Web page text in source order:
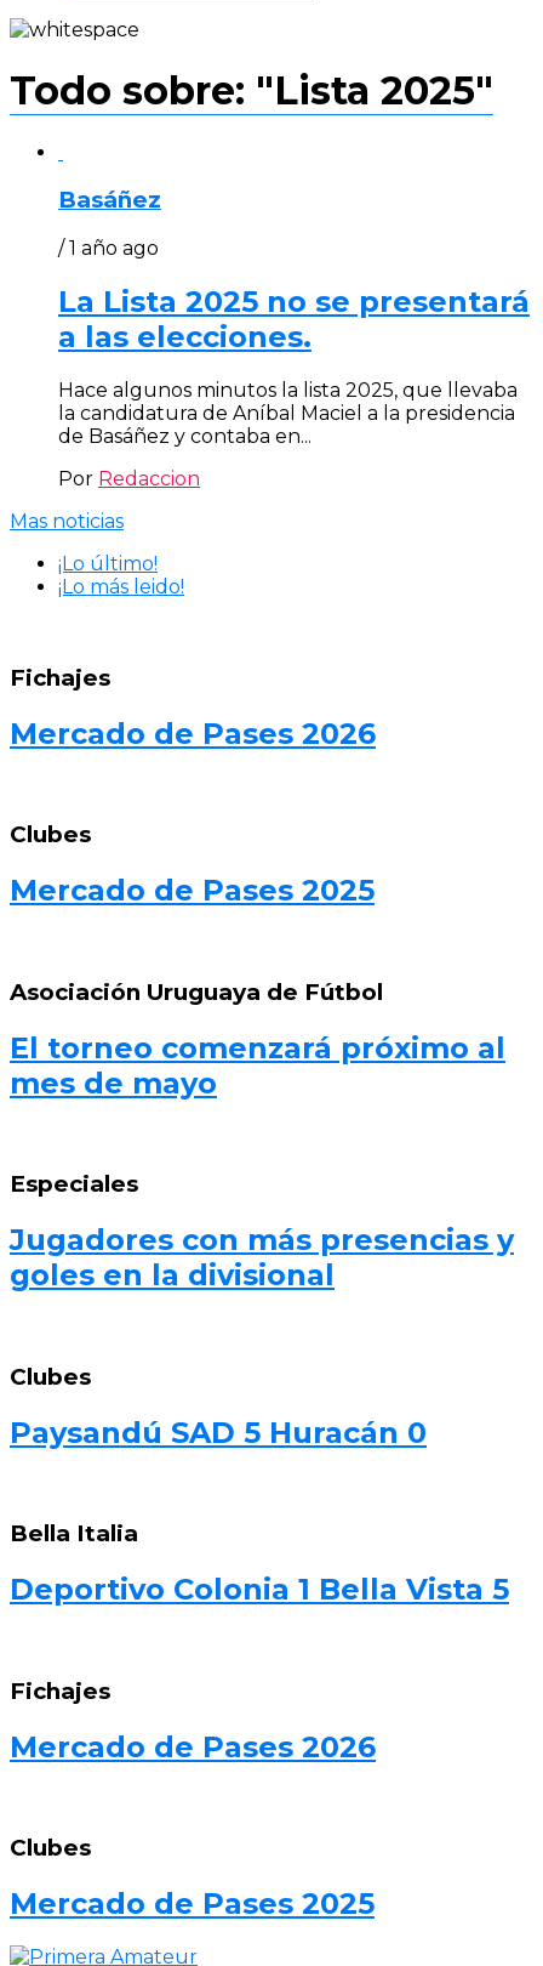
Todo sobre: "Lista 2025"
Basáñez
/ 1 año ago
La Lista 2025 no se presentará
a las elecciones.
Hace algunos minutos la lista 2025, que llevaba
la candidatura de Aníbal Maciel a la presidencia
de Basáñez y contaba en...
Por Redaccion
Mas noticias
¡Lo último!
¡Lo más leido!
Fichajes
Mercado de Pases 2026
Clubes
Mercado de Pases 2025
Asociación Uruguaya de Fútbol
El torneo comenzará próximo al
mes de mayo
Especiales
Jugadores con más presencias y
goles en la divisional
Clubes
Paysandú SAD 5 Huracán 0
Bella Italia
Deportivo Colonia 1 Bella Vista 5
Fichajes
Mercado de Pases 2026
Clubes
Mercado de Pases 2025